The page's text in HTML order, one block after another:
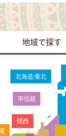
地域で探す
北海道/東北
甲信越
関西